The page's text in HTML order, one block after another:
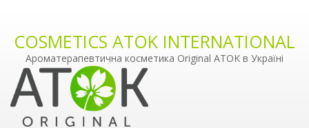
COSMETICS ATOK INTERNATIONAL
Ароматерапевтична косметика Original ATOK в Україні